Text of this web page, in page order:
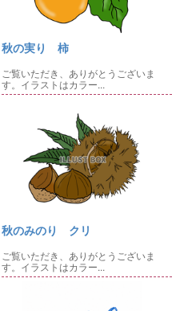
秋の実り 柿
ご覧いただき、ありがとうございま
す。イラストはカラー...
秋のみのり クリ
ご覧いただき、ありがとうございま
す。イラストはカラー...